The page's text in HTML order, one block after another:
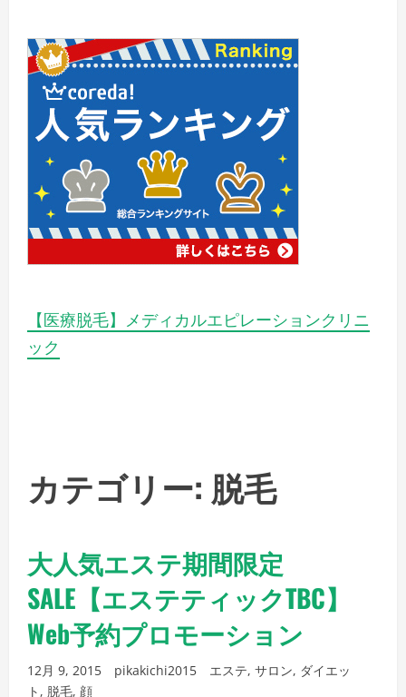
は
用
と
テ
サ
ロ
ン
行
う
脱
用
は
安
ル
か
か
る
費
用
と
【医療脱毛】メディカルエピレーションクリニ
ック
カテゴリー: 脱毛
大人気エステ期間限定
SALE【エステティックTBC】
Web予約プロモーション
12月 9, 2015 pikakichi2015 エステ, サロン, ダイエッ
ト , 脱毛, 顔